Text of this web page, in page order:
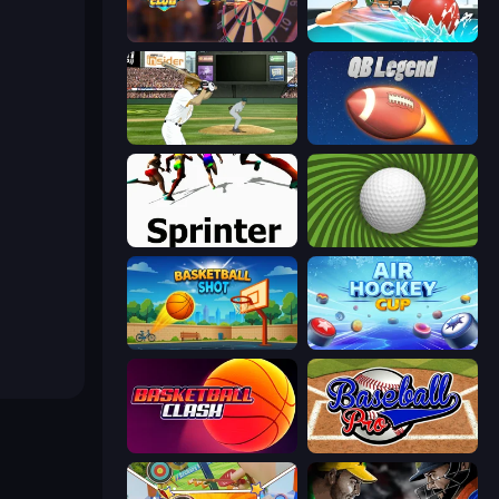
Darts Club Dodgeball
ESPN Arcade Baseball 2 Minute Football QB Legend
Sprinter The Speedy Golf
Basketball Shot Air Hockey Cup
Basketball Clash Baseball Pro